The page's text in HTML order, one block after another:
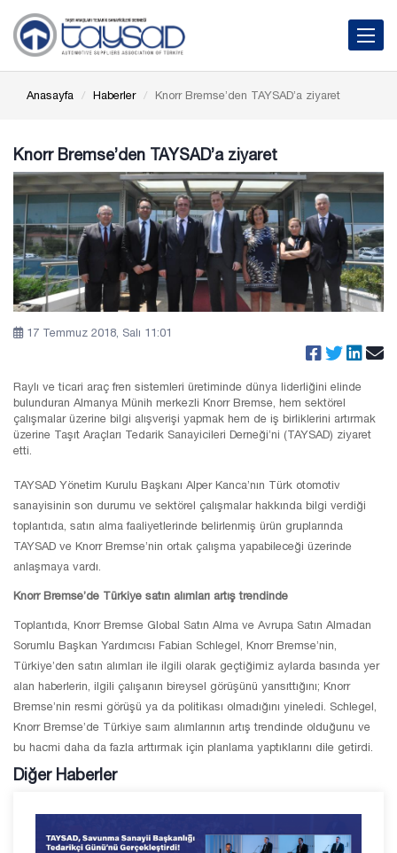
Toggle
Anasayfa Haberler Knorr Bremse’den TAYSAD’a ziyaret
Knorr Bremse’den TAYSAD’a ziyaret
17 Temmuz 2018, Salı 11:01
Raylı ve ticari araç fren sistemleri üretiminde dünya liderliğini elinde
bulunduran Almanya Münih merkezli Knorr Bremse, hem sektörel
çalışmalar üzerine bilgi alışverişi yapmak hem de iş birliklerini artırmak
üzerine Taşıt Araçları Tedarik Sanayicileri Derneği’ni (TAYSAD) ziyaret
etti.
TAYSAD Yönetim Kurulu Başkanı Alper Kanca’nın Türk otomotiv
sanayisinin son durumu ve sektörel çalışmalar hakkında bilgi verdiği
toplantıda, satın alma faaliyetlerinde belirlenmiş ürün gruplarında
TAYSAD ve Knorr Bremse’nin ortak çalışma yapabileceği üzerinde
anlaşmaya vardı.
Knorr Bremse’de Türkiye satın alımları artış trendinde
Toplantıda, Knorr Bremse Global Satın Alma ve Avrupa Satın Almadan
Sorumlu Başkan Yardımcısı Fabian Schlegel, Knorr Bremse’nin,
Türkiye’den satın alımları ile ilgili olarak geçtiğimiz aylarda basında yer
alan haberlerin, ilgili çalışanın bireysel görüşünü yansıttığını; Knorr
Bremse’nin resmi görüşü ya da politikası olmadığını yineledi. Schlegel,
Knorr Bremse’de Türkiye saım alımlarının artış trendinde olduğunu ve
bu hacmi daha da fazla arttırmak için planlama yaptıklarını dile getirdi.
Diğer Haberler